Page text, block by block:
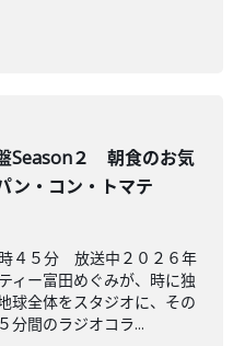
Season２ 朝食のお気
ン・コン・トマテ
４５分 放送中２０２６年
ィー富田めぐみが、時に独
球全体をスタジオに、その
分間のラジオコラ...